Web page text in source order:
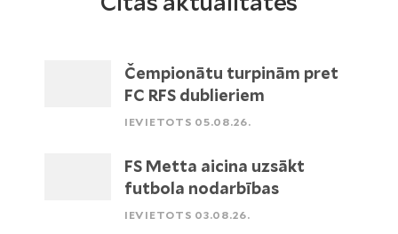
Čempionātu turpinām pret
FC RFS dublieriem
IEVIETOTS 05.08.26.
FS Metta aicina uzsākt
futbola nodarbības
IEVIETOTS 03.08.26.